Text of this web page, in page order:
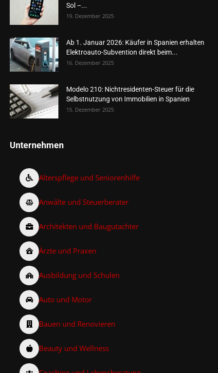
Sol –...
19. Dezember 2025
Ab 1. Januar 2026: Käufer in Spanien erhalten
Elektroauto-Subvention direkt beim...
16. Dezember 2025
Modelo 210: Nichtresidenten-Steuer für die
Selbstnutzung von Immobilien in Spanien
15. Dezember 2025
Unternehmen
Alterspflege und Seniorenhilfe
Anwälte und Steuerberater
Architekten und Baugutachter
Ärzte und Praxen
Ausbildung und Schulen
Auto und Motor
Bauen und Renovieren
Beauty und Wellness